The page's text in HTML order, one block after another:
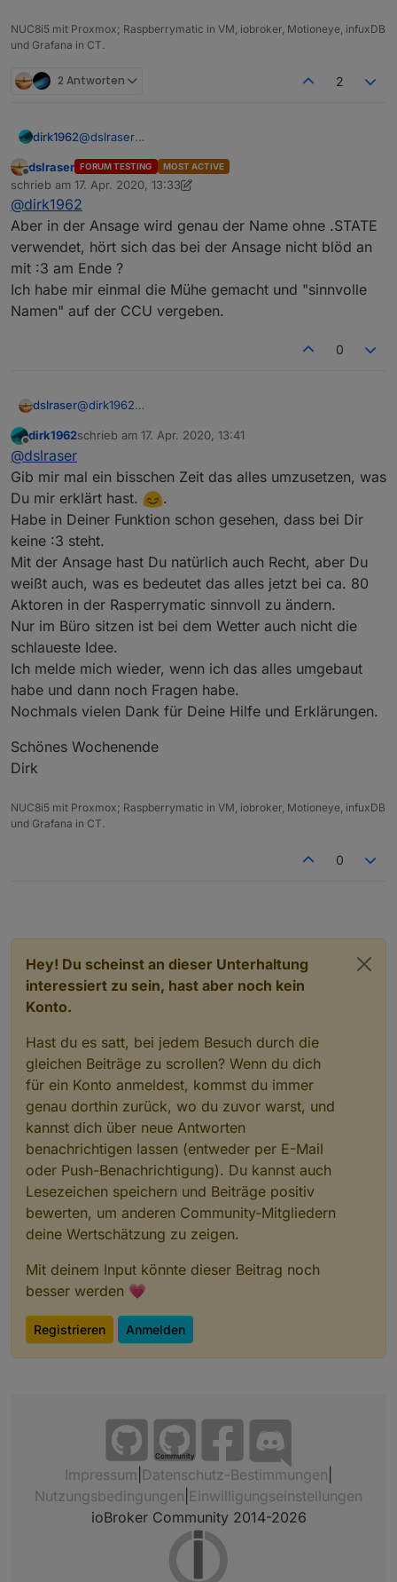
NUC8i5 mit Proxmox; Raspberrymatic in VM, iobroker, Motioneye, infuxDB
und Grafana in CT.
2 Antworten 2
dirk1962@dslraser
bist.
Vielen Dank für Deine Hilfe, es funktioniert!!
Offline
dslraser FORUM TESTING MOST ACTIVE
schrieb am 17. Apr. 2020, 13:33
zuletzt editiert von dslraser
@dirk1962
Aber in der Ansage wird genau der Name ohne .STATE
verwendet, hört sich das bei der Ansage nicht blöd an
mit :3 am Ende ?
Ich habe mir einmal die Mühe gemacht und "sinnvolle
Namen" auf der CCU vergeben.
0
dslraser@dirk1962
.STATE verwendet, hört sich das bei der Ansage nicht
Ich habe mir einmal die Mühe gemacht und "sinnvolle
Namen" auf der CCU vergeben.
Offline
dirk1962schrieb am 17. Apr. 2020, 13:41
zuletzt editiert von
@dslraser
Gib mir mal ein bisschen Zeit das alles umzusetzen, was
Du mir erklärt hast.
.
Habe in Deiner Funktion schon gesehen, dass bei Dir
keine :3 steht.
Mit der Ansage hast Du natürlich auch Recht, aber Du
weißt auch, was es bedeutet das alles jetzt bei ca. 80
Aktoren in der Rasperrymatic sinnvoll zu ändern.
Nur im Büro sitzen ist bei dem Wetter auch nicht die
schlaueste Idee.
Ich melde mich wieder, wenn ich das alles umgebaut
habe und dann noch Fragen habe.
Nochmals vielen Dank für Deine Hilfe und Erklärungen.
Schönes Wochenende
Dirk
NUC8i5 mit Proxmox; Raspberrymatic in VM, iobroker, Motioneye, infuxDB
und Grafana in CT.
0
Hey! Du scheinst an dieser Unterhaltung
interessiert zu sein, hast aber noch kein
Konto.
Hast du es satt, bei jedem Besuch durch die
gleichen Beiträge zu scrollen? Wenn du dich
für ein Konto anmeldest, kommst du immer
genau dorthin zurück, wo du zuvor warst, und
kannst dich über neue Antworten
benachrichtigen lassen (entweder per E-Mail
oder Push-Benachrichtigung). Du kannst auch
Lesezeichen speichern und Beiträge positiv
bewerten, um anderen Community-Mitgliedern
deine Wertschätzung zu zeigen.
Mit deinem Input könnte dieser Beitrag noch
besser werden 💗
Registrieren Anmelden
Community
Impressum Datenschutz-Bestimmungen
Nutzungsbedingungen Einwilligungseinstellungen
ioBroker Community 2014-2026